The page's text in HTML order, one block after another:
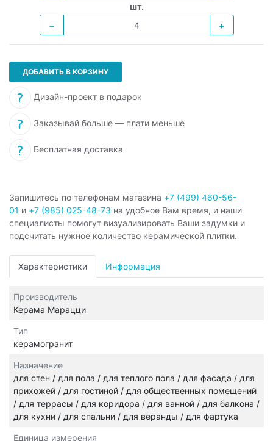
шт.
−
+
ДОБАВИТЬ В КОРЗИНУ
Дизайн-проект в подарок
Заказывай больше — плати меньше
Бесплатная доставка
Запишитесь по телефонам магазина +7 (499) 460-56-
01 и +7 (985) 025-48-73 на удобное Вам время, и наши
специалисты помогут визуализировать Ваши задумки и
подсчитать нужное количество керамической плитки.
Характеристики Информация
Производитель
Керама Марацци
Тип
керамогранит
Назначение
для стен / для пола / для теплого пола / для фасада / для
прихожей / для гостиной / для общественных помещений
/ для террасы / для коридора / для ванной / для балкона /
для кухни / для спальни / для веранды / для фартука
Единица измерения